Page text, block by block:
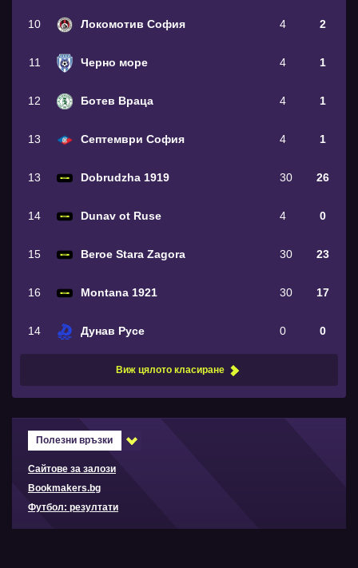
10 Локомотив София 4 2
11 Черно море 4 1
12 Ботев Враца 4 1
13 Септември София 4 1
13 Dobrudzha 1919 30 26
14 Dunav ot Ruse 4 0
15 Beroe Stara Zagora 30 23
16 Montana 1921 30 17
14 Дунав Русе 0 0
Виж цялото класиране
Полезни връзки
Сайтове за залози
Bookmakers.bg
Футбол: резултати